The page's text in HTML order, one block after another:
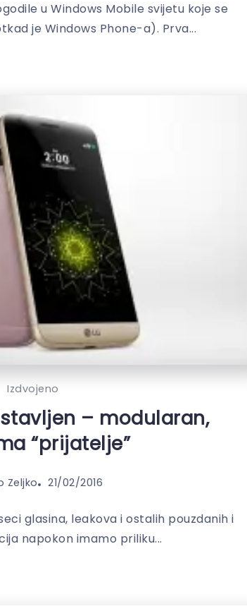
u Windows Mobile svijetu koje se
je Windows Phone-a). Prva...
Izdvojeno
– modularan,
“prijatelje”
Zeljko 21/02/2016
glasina, leakova i ostalih pouzdanih i
napokon imamo priliku...